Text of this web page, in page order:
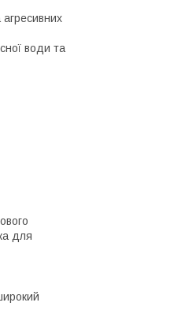
агресивних
води та
для